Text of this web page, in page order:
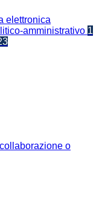
elettronica
amministrativo 1
o